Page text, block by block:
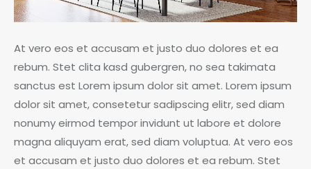
At vero eos et accusam et justo duo dolores et ea
rebum. Stet clita kasd gubergren, no sea takimata
sanctus est Lorem ipsum dolor sit amet. Lorem ipsum
dolor sit amet, consetetur sadipscing elitr, sed diam
nonumy eirmod tempor invidunt ut labore et dolore
magna aliquyam erat, sed diam voluptua. At vero eos
et accusam et justo duo dolores et ea rebum. Stet